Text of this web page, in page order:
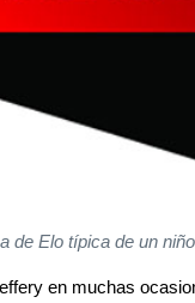
de Elo típica de un
en muchas